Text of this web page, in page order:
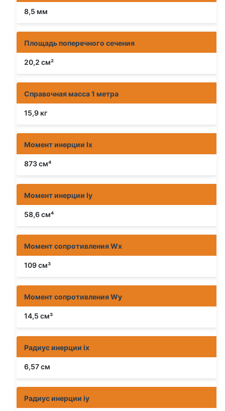
8,5 мм
Площадь поперечного сечения
20,2 см²
Справочная масса 1 метра
15,9 кг
Момент инерции Ix
873 см⁴
Момент инерции Iy
58,6 см⁴
Момент сопротивления Wx
109 см³
Момент сопротивления Wy
14,5 см³
Радиус инерции ix
6,57 см
Радиус инерции iy